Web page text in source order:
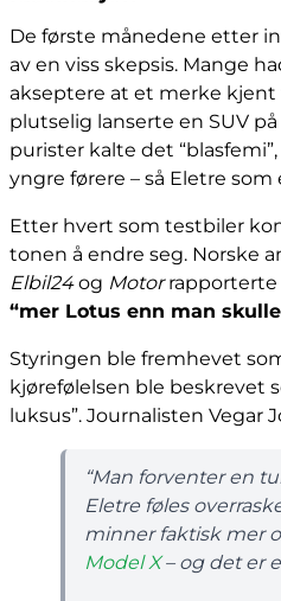
De første månedene etter
av en viss skepsis. Mange
akseptere at et merke
plutselig lanserte en SUV
purister kalte det
yngre førere – så Eletre
Etter hvert som testbiler
tonen å endre seg. Norske
Elbil24og Motorrapporterte
“mer Lotus enn man
Styringen ble fremhevet
kjørefølelsen ble beskrevet
luksus”. Journalisten Vegar
“Man forventer en
Eletre føles
minner faktisk mer
Model X– og det er